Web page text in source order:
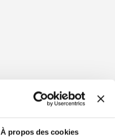
À propos des cookies